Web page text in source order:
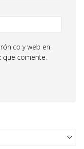
y web en
que comente.